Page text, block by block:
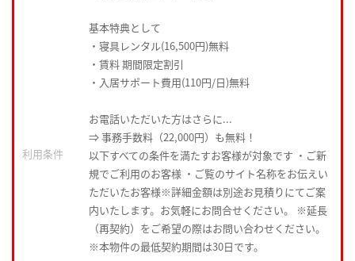
基本特典として
・寝具レンタル(16,500円)無料
・賃料 期間限定割引
・入居サポート費用(110円/日)無料
お電話いただいた方はさらに...
⇒ 事務手数料（22,000円）も無料！
利用条件
以下すべての条件を満たすお客様が対象です ・ご新
規でご利用のお客様 ・ご覧のサイト名称をお伝えい
ただいたお客様※詳細金額は別途お見積りにてご案
内いたします。お気軽にお問合せください。 ※延長
（再契約）をご希望の際はお問い合わせください。
※本物件の最低契約期間は30日です。